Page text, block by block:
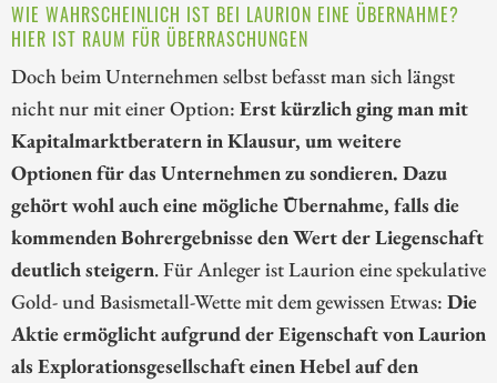
WIE WAHRSCHEINLICH IST BEI LAURION EINE ÜBERNAHME?
HIER IST RAUM FÜR ÜBERRASCHUNGEN
Doch beim Unternehmen selbst befasst man sich längst
nicht nur mit einer Option: Erst kürzlich ging man mit
Kapitalmarktberatern in Klausur, um weitere
Optionen für das Unternehmen zu sondieren. Dazu
gehört wohl auch eine mögliche Übernahme, falls die
kommenden Bohrergebnisse den Wert der Liegenschaft
deutlich steigern. Für Anleger ist Laurion eine spekulative
Gold- und Basismetall-Wette mit dem gewissen Etwas: Die
Aktie ermöglicht aufgrund der Eigenschaft von Laurion
als Explorationsgesellschaft einen Hebel auf den